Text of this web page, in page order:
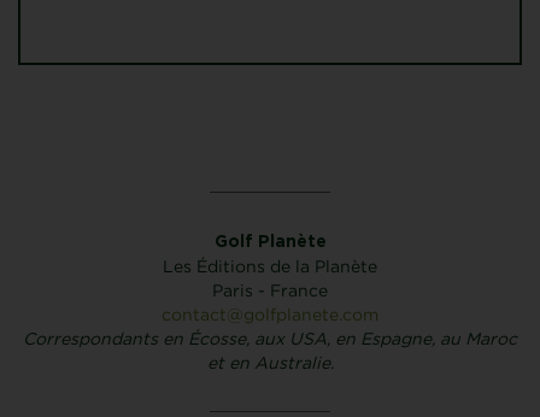
Golf Planète
Les Éditions de la Planète
Paris - France
contact@golfplanete.com
Correspondants en Écosse, aux USA, en Espagne, au Maroc
et en Australie.